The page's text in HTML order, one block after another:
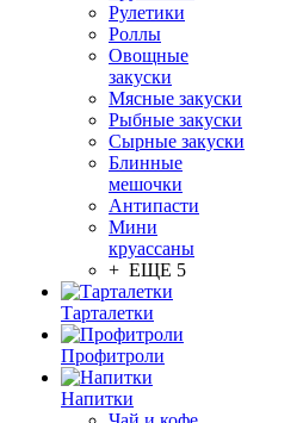
Рулетики
Роллы
Овощные
закуски
Мясные закуски
Рыбные закуски
Сырные закуски
Блинные
мешочки
Антипасти
Мини
круассаны
+ ЕЩЕ 5
Тарталетки
Профитроли
Напитки